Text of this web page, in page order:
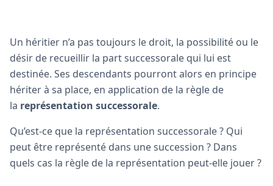
Un héritier n’a pas toujours le droit, la possibilité ou le
désir de recueillir la part successorale qui lui est
destinée. Ses descendants pourront alors en principe
hériter à sa place, en application de la règle de
la représentation successorale.
Qu’est-ce que la représentation successorale ? Qui
peut être représenté dans une succession ? Dans
quels cas la règle de la représentation peut-elle jouer ?